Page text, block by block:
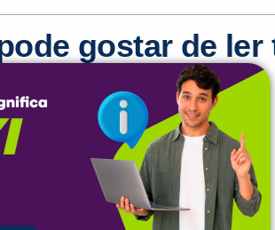
gostar de ler